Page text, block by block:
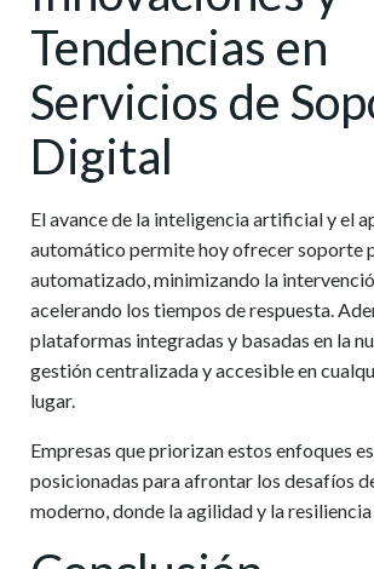
Tendencias en
Servicios de
Digital
El avance de la inteligencia artificial y el
automático permite hoy ofrecer soporte
automatizado, minimizando la
acelerando los tiempos de respuesta.
plataformas integradas y basadas en la
gestión centralizada y accesible en
lugar.
Empresas que priorizan estos enfoques
posicionadas para afrontar los desafíos
moderno, donde la agilidad y la